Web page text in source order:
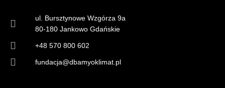
ul. Bursztynowe Wzgórza 9a
80-180 Jankowo Gdańskie
+48 570 800 602
fundacja@dbamyoklimat.pl